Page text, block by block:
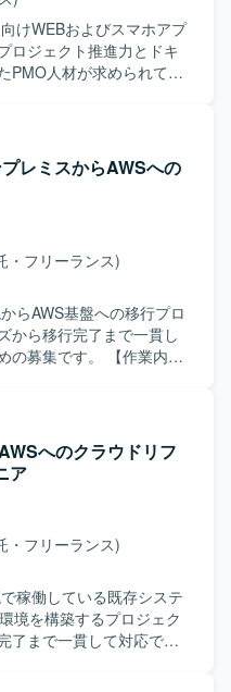
けWEBおよびスマホアプ
ロジェクト推進力とドキ
PMO人材が求められてい
クライアント内での仕様
スクコントロール、業務
理、ベンダー管理などを
課題検討に関する資料、
料の作成など、ドキュメ
像】 主
円滑にコミュニケーシ
る方を求めておりま
でも関係性を整理しなが
ント作成に積極的に取り
ションの魅
ム側の両方と関わりなが
を高めることができる環
、複数ベンダーが参画
ます。
レミスからAWSへの
・フリーランス)
らAWS基盤への移行プロ
から移行完了まで一貫し
です。 【作業内
プログラムの改修、テス
、AWS環境の構築、各種
ただきます。既存プログ
了までの一連のフェー
、主体的に課題を発見
ています。チームメン
タスクを完遂できる
ュメントを作成し、情報
ただける方が望ましいで
理・分析し、抜け漏れの
へのクラウドリフ
ア
・フリーランス)
稼働している既存システ
境を構築するプロジェク
了まで一貫して対応でき